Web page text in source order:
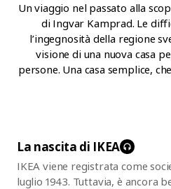
Un viaggio nel passato alla
di Ingvar Kamprad. Le
l’ingegnosità della regione
visione di una nuova casa
persone. Una casa semplice,
La nascita di IKEA
IKEA viene registrata come
luglio 1943. Tuttavia, è ancora